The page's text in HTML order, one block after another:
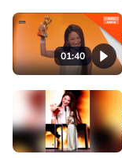
01:40